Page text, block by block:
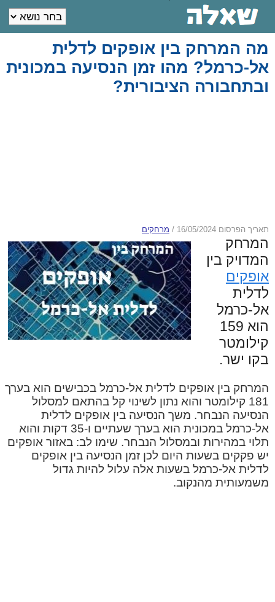
מה המרחק בין אופקים לדלית
אל-כרמל? מהו זמן הנסיעה במכונית
ובתחבורה הציבורית?
תאריך הפרסום 16/05/2024 / מרחקים
המרחק
המדויק בין
אופקים
לדלית
אל-כרמל
הוא 159
קילומטר
בקו ישר.
המרחק בין אופקים לדלית אל-כרמל בכבישים הוא בערך
181 קילומטר והוא נתון לשינוי קל בהתאם למסלול
הנסיעה הנבחר. משך הנסיעה בין אופקים לדלית
אל-כרמל במכונית הוא בערך שעתיים ו-35 דקות והוא
תלוי במהירות ובמסלול הנבחר. שימו לב: באזור אופקים
יש פקקים בשעות היום לכן זמן הנסיעה בין אופקים
לדלית אל-כרמל בשעות אלה עלול להיות גדול
משמעותית מהנקוב.